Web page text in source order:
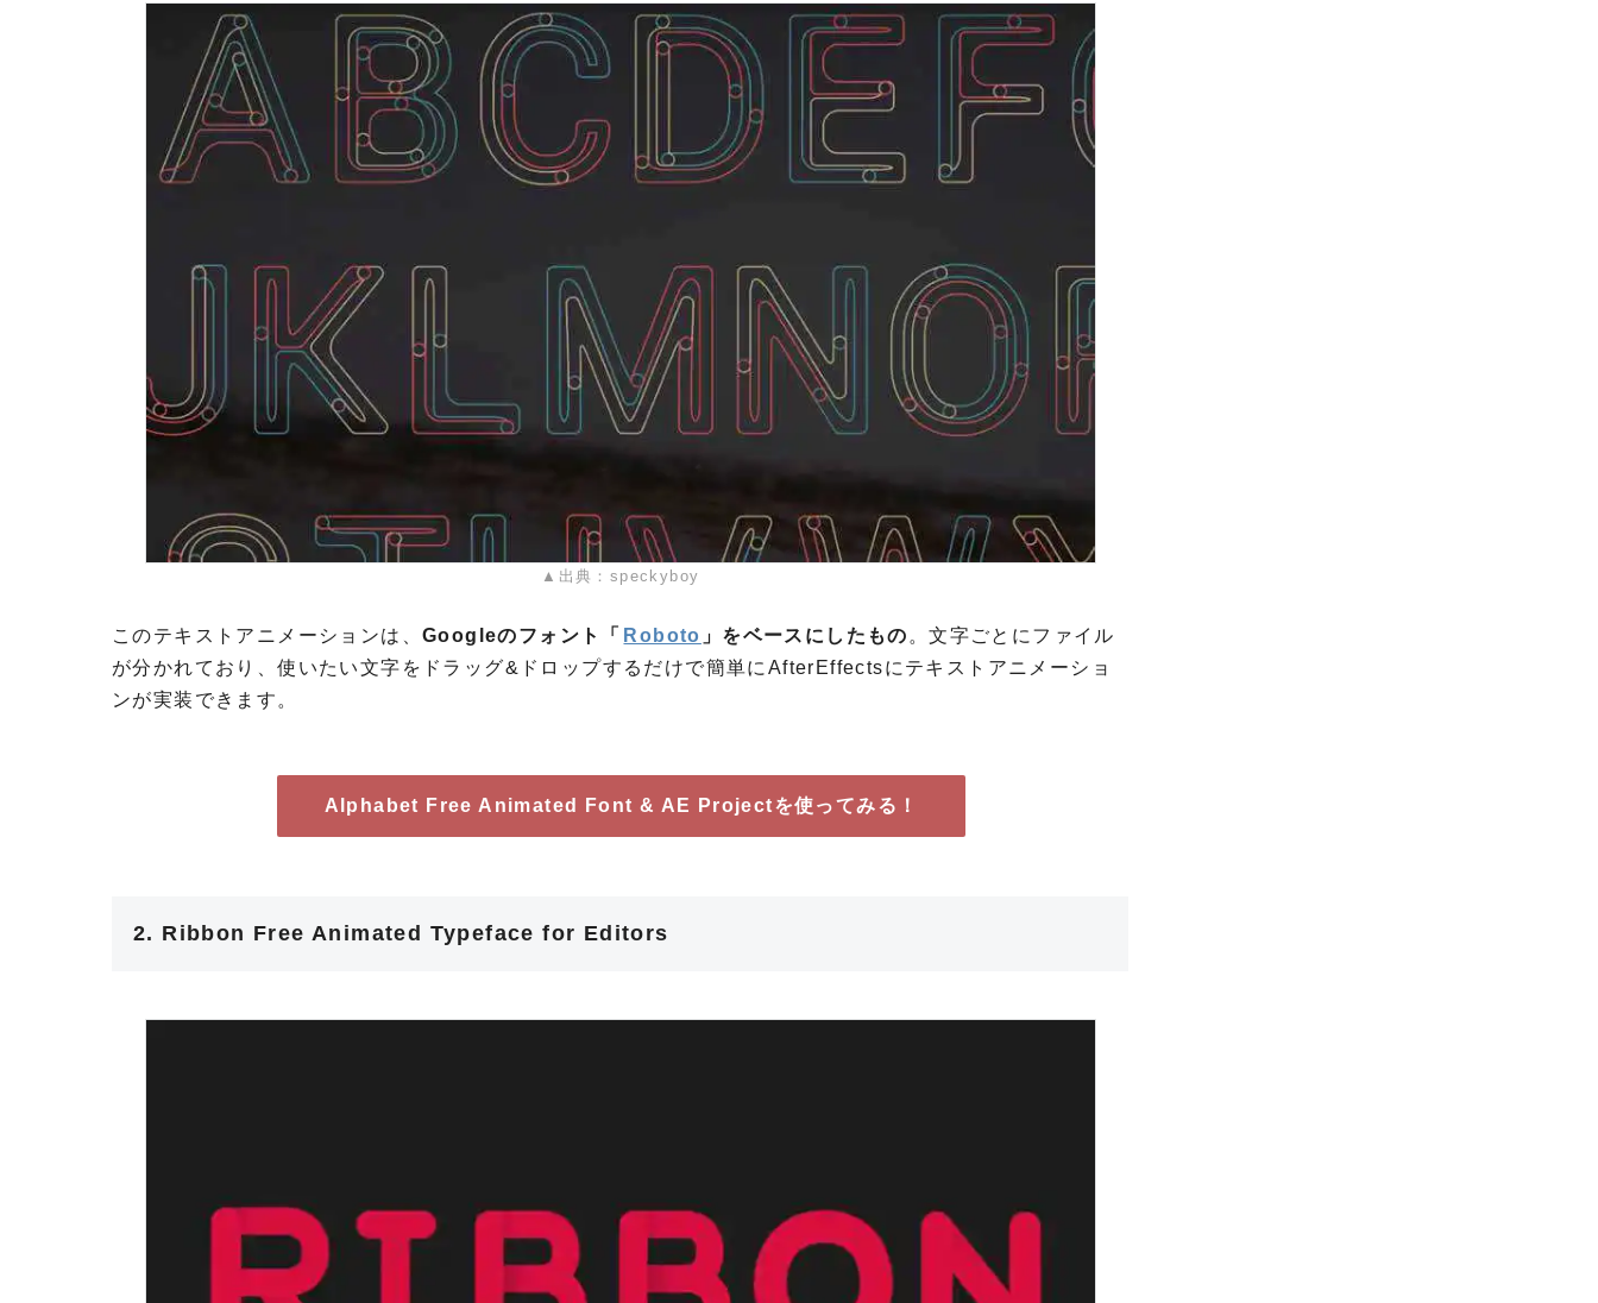
▲出典：speckyboy
このテキストアニメーションは、Googleのフォント「 Roboto 」をベースにしたもの 。文字ごとにファイル
が分かれており、使いたい文字をドラッグ&ドロップするだけで簡単にAfterEffectsにテキストアニメーショ
ンが実装できます。
Alphabet Free Animated Font & AE Projectを使ってみる！
2. Ribbon Free Animated Typeface for Editors